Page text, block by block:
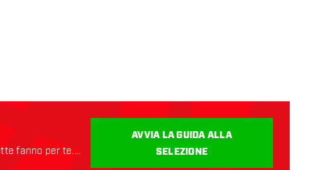
fanno per te.
AVVIA LA GUIDA ALLA
SELEZIONE